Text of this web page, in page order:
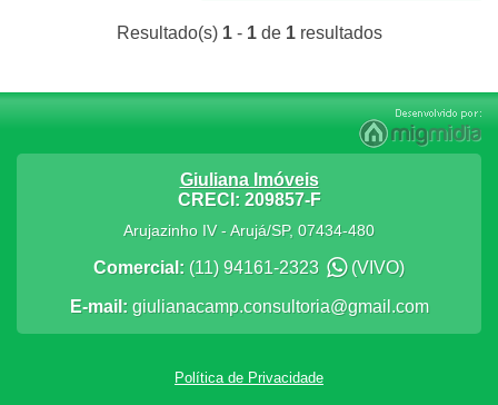
Resultado(s) 1- 1de 1resultados
Giuliana Imóveis
CRECI: 209857-F
Arujazinho IV-Arujá/SP, 07434-480
Comercial: (11) 94161-2323 (VIVO)
E-mail: giulianacamp.consultoria@gmail.com
Política de Privacidade